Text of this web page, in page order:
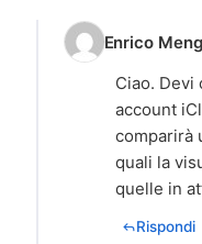
Enrico
Ciao. Devi
account
comparirà
quali la
quelle in
Rispondi